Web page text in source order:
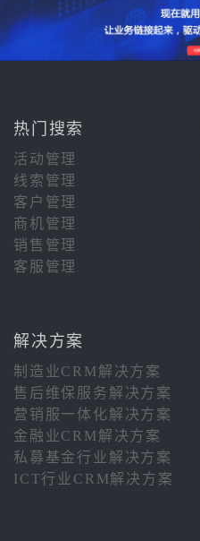
热门搜索
活动管理
线索管理
客户管理
商机管理
销售管理
客服管理
解决方案
制造业CRM解决方案
售后维保服务解决方案
营销服一体化解决方案
金融业CRM解决方案
私募基金行业解决方案
ICT行业CRM解决方案